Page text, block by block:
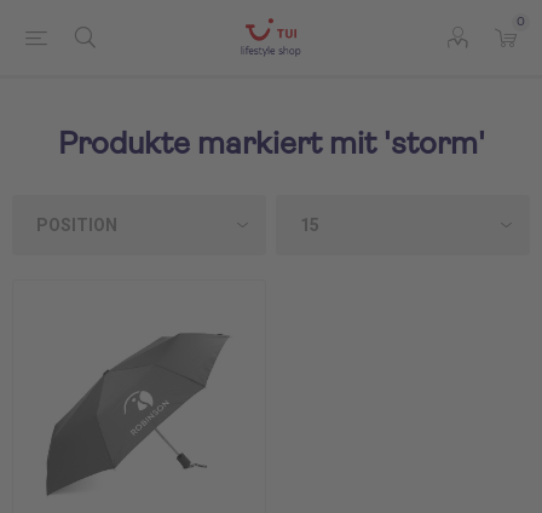
0
Produkte markiert mit 'storm'